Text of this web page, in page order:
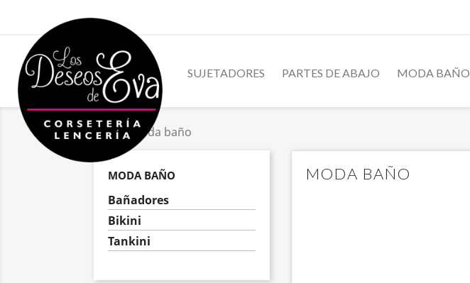
SUJETADORES PARTES DE ABAJO MODA BAÑO
Inicio Moda baño
MODA BAÑO
Bañadores
Bikini
Tankini
MODA BAÑO